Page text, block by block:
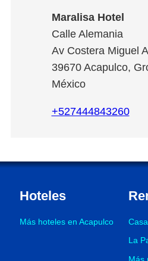
Maralisa Hotel
Calle Alemania
Av Costera Miguel
39670 Acapulco,
México
+527444843260
Hoteles
Más hoteles en Acapulco
La
Más